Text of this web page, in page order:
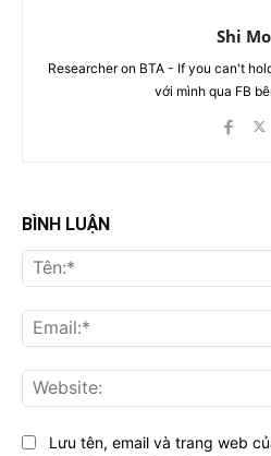
Shi Mo
Researcher on BTA - If you can't
với mình qua FB
BÌNH LUẬN
Lưu tên, email và trang web